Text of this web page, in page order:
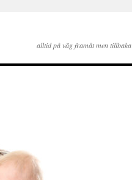
alltid på väg framåt men tillbaka